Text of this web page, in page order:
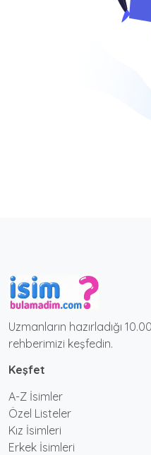
Uzmanların hazırladığı
rehberimizi keşfedin.
Keşfet
A-Z İsimler
Özel Listeler
Kız İsimleri
Erkek İsimleri